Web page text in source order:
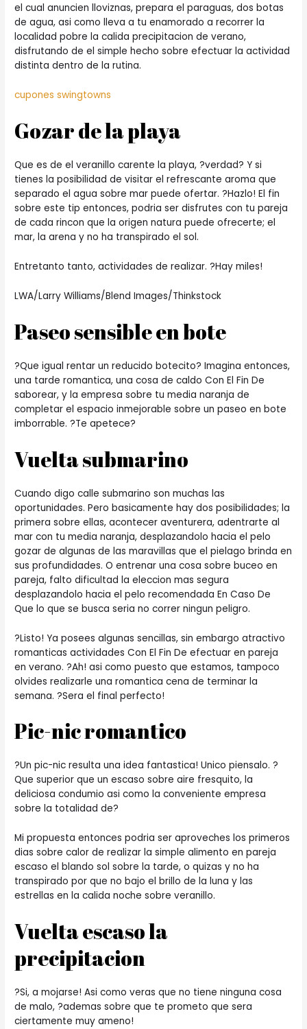
el cual anuncien lloviznas, prepara el paraguas, dos botas
de agua, asi­ como lleva a tu enamorado a recorrer la
localidad pobre la calida precipitacion de verano,
disfrutando de el simple hecho sobre efectuar la actividad
distinta dentro de la rutina.
cupones swingtowns
Gozar de la playa
Que es de el veranillo carente la playa, ?verdad? Y si
tienes la posibilidad de visitar el refrescante aroma que
separado el agua sobre mar puede ofertar. ?Hazlo! El fin
sobre este tip entonces, podri­a ser disfrutes con tu pareja
de cada rincon que la origen natura puede ofrecerte; el
mar, la arena y no ha transpirado el sol.
Entretanto tanto, actividades de realizar. ?Hay miles!
LWA/Larry Williams/Blend Images/Thinkstock
Paseo sensible en bote
?Que igual rentar un reducido botecito? Imagina entonces,
una tarde romantica, una cosa de caldo Con El Fin De
saborear, y la empresa sobre tu media naranja de
completar el espacio inmejorable sobre un paseo en bote
imborrable. ?Te apetece?
Vuelta submarino
Cuando digo calle submarino son muchas las
oportunidades. Pero basicamente hay dos posibilidades; la
primera sobre ellas, acontecer aventurera, adentrarte al
mar con tu media naranja, desplazandolo hacia el pelo
gozar de algunas de las maravillas que el pielago brinda en
sus profundidades. O entrenar una cosa sobre buceo en
pareja, falto dificultad la eleccion mas segura
desplazandolo hacia el pelo recomendada En Caso De
Que lo que se busca seri­a no correr ningun peligro.
?Listo! Ya posees algunas sencillas, sin embargo atractivo
romanticas actividades Con El Fin De efectuar en pareja
en verano. ?Ah! asi­ como puesto que estamos, tampoco
olvides realizarle una romantica cena de terminar la
semana. ?Sera el final perfecto!
Pic-nic romantico
?Un pic-nic resulta una idea fantastica! Unico piensalo. ?
Que superior que un escaso sobre aire fresquito, la
deliciosa condumio asi­ como la conveniente empresa
sobre la totalidad de?
Mi propuesta entonces podri­a ser aproveches los primeros
dias sobre calor de realizar la simple alimento en pareja
escaso el blando sol sobre la tarde, o quizas y no ha
transpirado por que no bajo el brillo de la luna y las
estrellas en la calida noche sobre veranillo.
Vuelta escaso la
precipitacion
?Si, a mojarse! Asi­ como veras que no tiene ninguna cosa
de malo, ?ademas sobre que te prometo que sera
ciertamente muy ameno!